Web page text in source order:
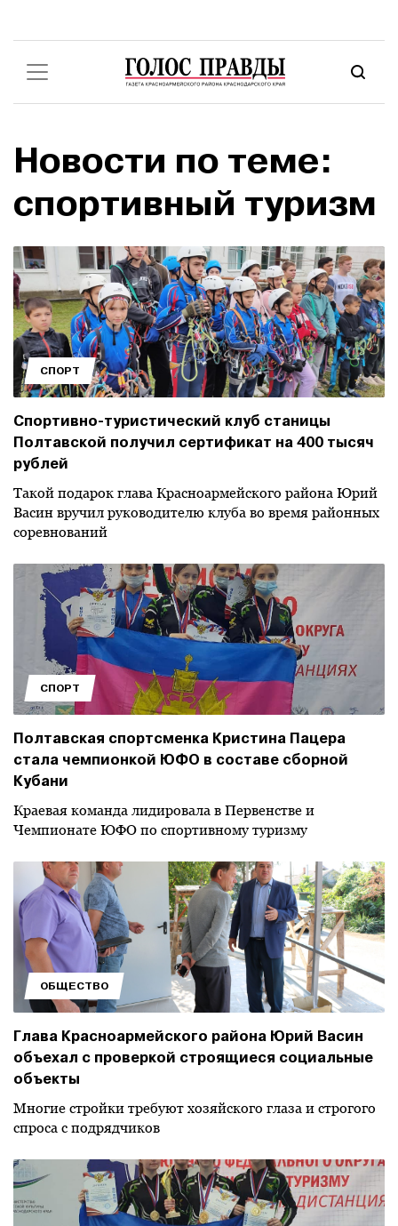
Новости по теме:
спортивный туризм
СПОРТ
Спортивно-туристический клуб станицы
Полтавской получил сертификат на 400 тысяч
рублей
Такой подарок глава Красноармейского района Юрий
Васин вручил руководителю клуба во время районных
соревнований
СПОРТ
Полтавская спортсменка Кристина Пацера
стала чемпионкой ЮФО в составе сборной
Кубани
Краевая команда лидировала в Первенстве и
Чемпионате ЮФО по спортивному туризму
ОБЩЕСТВО
Глава Красноармейского района Юрий Васин
объехал с проверкой строящиеся социальные
объекты
Многие стройки требуют хозяйского глаза и строгого
спроса с подрядчиков